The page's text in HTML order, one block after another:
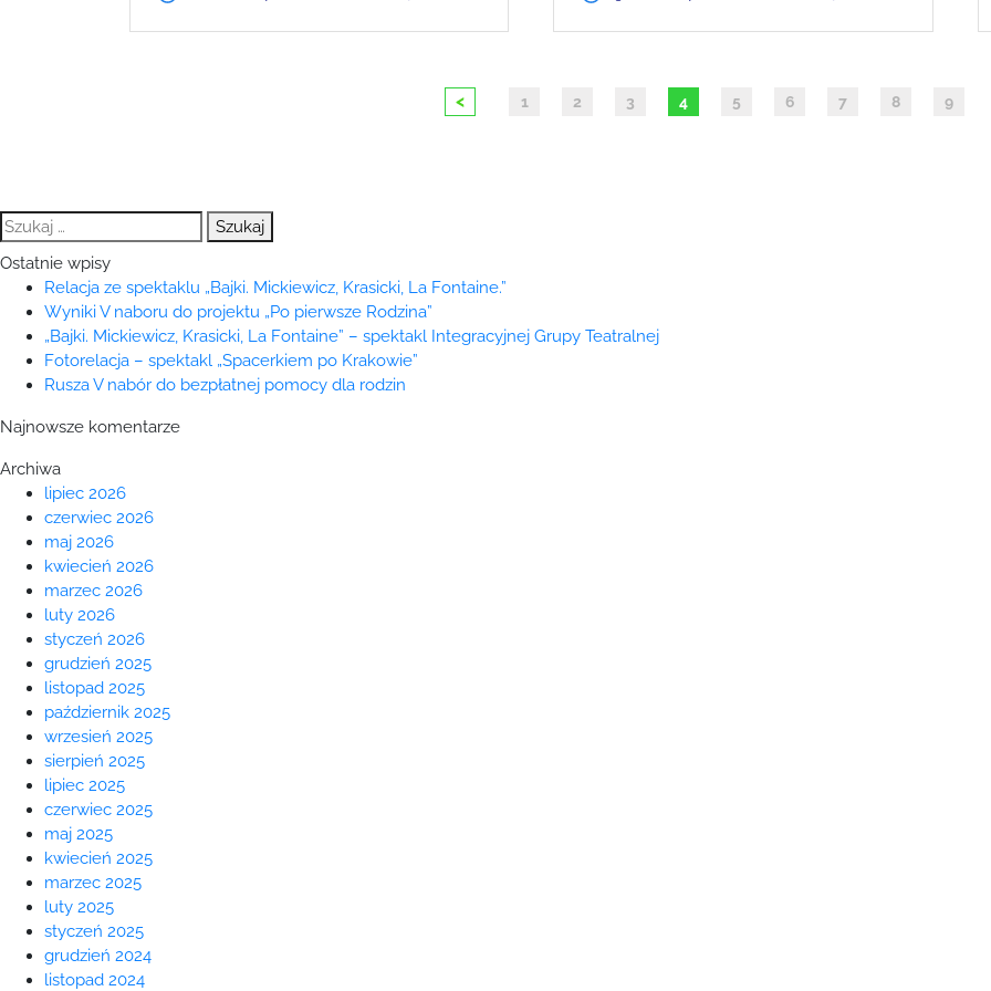
< 1 2 3 4 5 6 7 8 9
Szukaj:
Ostatnie wpisy
Relacja ze spektaklu „Bajki. Mickiewicz, Krasicki, La Fontaine.”
Wyniki V naboru do projektu „Po pierwsze Rodzina”
„Bajki. Mickiewicz, Krasicki, La Fontaine” – spektakl Integracyjnej Grupy Teatralnej
Fotorelacja – spektakl „Spacerkiem po Krakowie”
Rusza V nabór do bezpłatnej pomocy dla rodzin
Najnowsze komentarze
Archiwa
lipiec 2026
czerwiec 2026
maj 2026
kwiecień 2026
marzec 2026
luty 2026
styczeń 2026
grudzień 2025
listopad 2025
październik 2025
wrzesień 2025
sierpień 2025
lipiec 2025
czerwiec 2025
maj 2025
kwiecień 2025
marzec 2025
luty 2025
styczeń 2025
grudzień 2024
listopad 2024